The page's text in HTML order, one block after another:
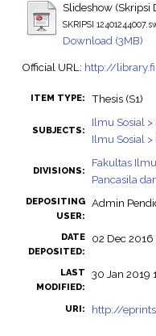
Slideshow (Skripsi
SKRIPSI
Download (3MB)
Official URL: http://
ITEM TYPE: Thesis (S1)
SUBJECTS:
Ilmu Sosial
Ilmu Sosial
DIVISIONS:
Fakultas
Pancasila
DEPOSITING
USER:
Admin
DATE
DEPOSITED:
02 Dec
LAST
MODIFIED:
30 Jan 2019
URI: http://